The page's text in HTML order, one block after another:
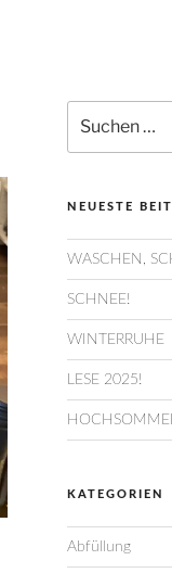
nach:
NEUESTE
WASCHEN,
SCHNEE!
WINTERRUHE
LESE 2025!
KATEGORIEN
Abfüllung